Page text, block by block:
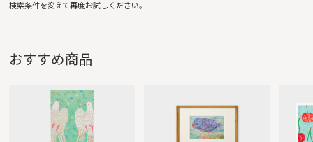
おすすめ商品